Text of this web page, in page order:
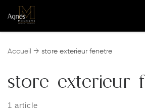
Skip to content
Accueil → store exterieur fenetre
store exterieur
1 article